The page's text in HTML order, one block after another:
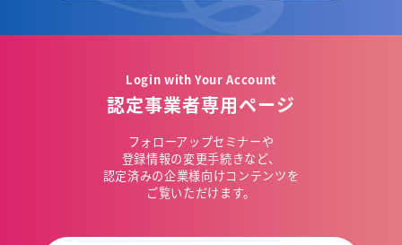
Login with Your Account
認定事業者専用ページ
フォローアップセミナーや
登録情報の変更手続きなど、
認定済みの企業様向けコンテンツを
ご覧いただけます。